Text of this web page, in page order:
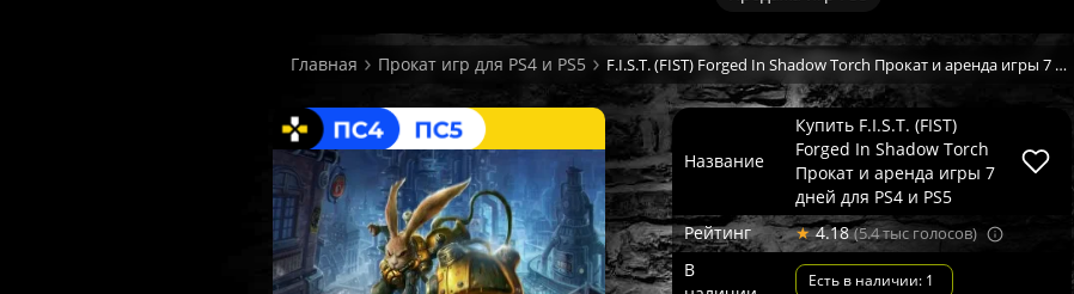
Главная Прокат игр для PS4 и PS5 F.I.S.T. (FIST) Forged In Shadow Torch Прокат и аренда игры 7 дней
Название
Купить F.I.S.T. (FIST)
Forged In Shadow Torch
Прокат и аренда игры 7
дней для PS4 и PS5
Рейтинг
★4.18(5.4 тыс голосов)
В
Есть в наличии: 1